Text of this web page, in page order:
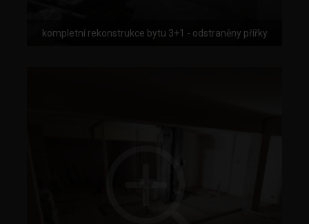
kompletní rekonstrukce bytu 3+1 - odstraněny přířky